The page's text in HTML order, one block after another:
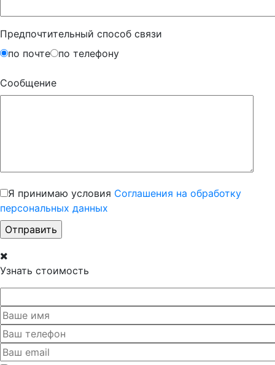
Предпочтительный способ связи
по почте
по телефону
Сообщение
Я принимаю условия Соглашения на обработку
персональных данных
Узнать стоимость